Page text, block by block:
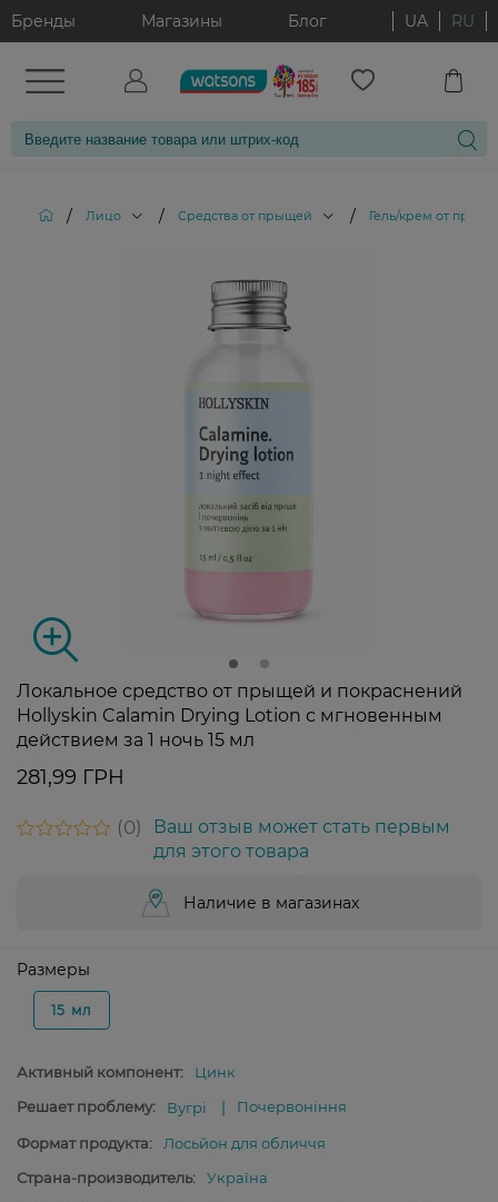
Бренды Магазины Блог UA RU
/ Лицо / Средства от прыщей / Гель/крем от
Локальное средство от прыщей и покраснений
Hollyskin Calamin Drying Lotion с мгновенным
действием за 1 ночь 15 мл
281,99 ГРН
0
Ваш отзыв может стать первым
для этого товара
Наличие в магазинах
Размеры
15 мл
Активный компонент:
Цинк
Решает проблему:
Вугрі Почервоніння
Формат продукта:
Лосьйон для обличчя
Страна-производитель:
Україна